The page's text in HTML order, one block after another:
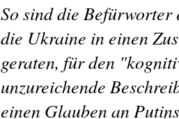
So sind die
die Ukraine in einen
geraten, für den
unzureichende
einen Glauben an